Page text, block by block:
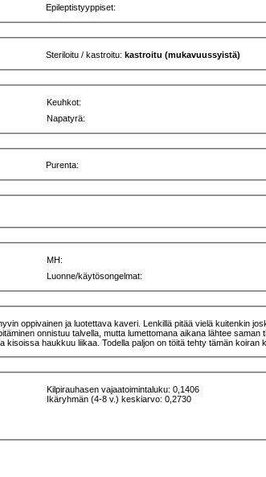
Epileptistyyppiset:
Steriloitu / kastroitu:kastroitu (mukavuussyistä)
Keuhkot:
Napatyrä:
Purenta:
MH:
Luonne/käytösongelmat:
oppivainen ja luotettava kaveri. Lenkillä pitää vielä kuitenkin
onnistuu talvella, mutta lumettomana aikana lähtee
haukkuu liikaa. Todella paljon on töitä tehty tämän koiran
Kilpirauhasen vajaatoimintaluku: 0,1406
Ikäryhmän (4-8 v.) keskiarvo: 0,2730